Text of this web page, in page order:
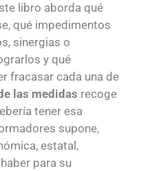
libro aborda qué
qué impedimentos
sinergias o
y qué
fracasar cada una de
las medidas recoge
tener esa
supone,
estatal,
para su